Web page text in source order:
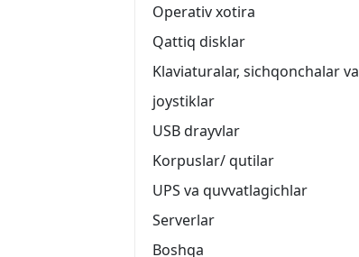
Operativ xotira
Qattiq disklar
Klaviaturalar, sichqonchalar va
joystiklar
USB drayvlar
Korpuslar/ qutilar
UPS va quvvatlagichlar
Serverlar
Boshqa